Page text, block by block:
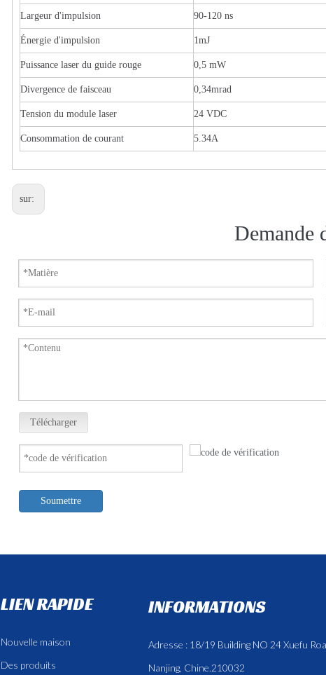
Largeur d'impulsion 90-120 ns
Énergie d'impulsion 1mJ
Puissance laser du guide rouge 0,5 mW
Divergence de faisceau 0,34mrad
Tension du module laser 24 VDC
Consommation de courant 5.34A
sur:
Demande
Télécharger
Soumettre
LIEN RAPIDE
Nouvelle maison
Des produits
INFORMATIONS
Adresse : 18/19 Building NO 24 Xuefu
Nanjing, Chine.210032